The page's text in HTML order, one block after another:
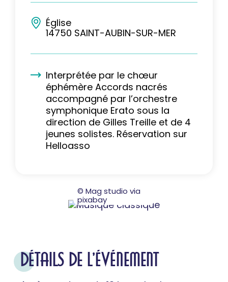
© Mag studio via
pixabay
Église
14750 SAINT-AUBIN-SUR-MER
Interprétée par le chœur
éphémère Accords nacrés
accompagné par l’orchestre
symphonique Erato sous la
direction de Gilles Treille et de 4
jeunes solistes. Réservation sur
Helloasso
DÉTAILS DE L'ÉVÉNEMENT